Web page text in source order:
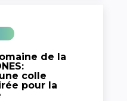
de la
colle
pour la